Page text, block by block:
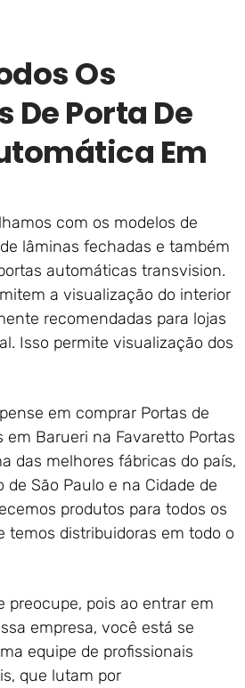
Os
De Porta De
Em
com os modelos de
lâminas fechadas e também
automáticas transvision.
a visualização do interior
recomendadas para lojas
Isso permite visualização dos
em comprar Portas de
em Barueri na Favaretto Portas
das melhores fábricas do país,
de São Paulo e na Cidade de
produtos para todos os
temos distribuidoras em todo o
preocupe, pois ao entrar em
empresa, você está se
equipe de profissionais
que lutam por